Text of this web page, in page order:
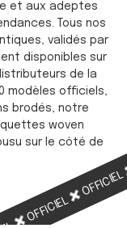
OFFICIEL
OFFICIEL
et aux adeptes
Tous nos
validés par
disponibles sur
de la
modèles officiels,
brodés, notre
woven
sur le côté de